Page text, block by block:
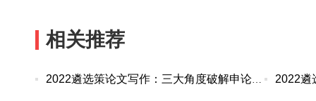
相关推荐
2022遴选策论文写作：三大角度破解申论提出对策难题 2022遴